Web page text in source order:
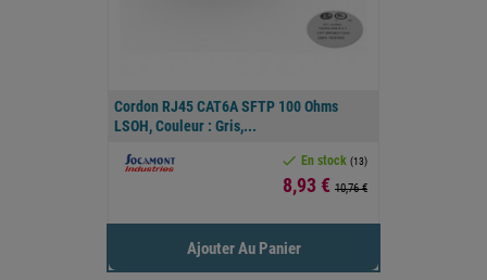
Cordon RJ45 CAT6A SFTP 100 Ohms
LSOH, Couleur : Gris,...
 En stock (13)
Prix
8,93 € 10,76 €
Ajouter Au Panier